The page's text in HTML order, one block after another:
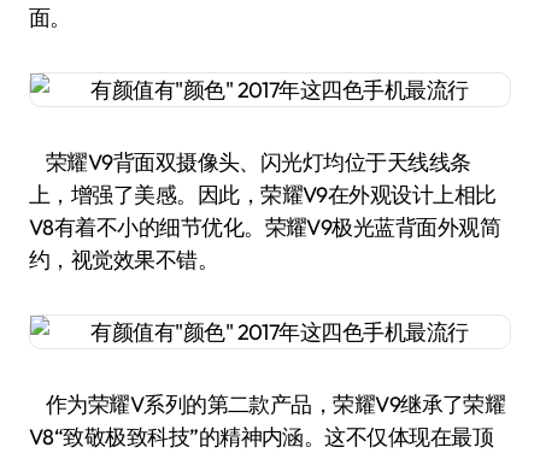
面。
荣耀V9背面双摄像头、闪光灯均位于天线线条
上，增强了美感。因此，荣耀V9在外观设计上相比
V8有着不小的细节优化。荣耀V9极光蓝背面外观简
约，视觉效果不错。
作为荣耀V系列的第二款产品，荣耀V9继承了荣耀
V8“致敬极致科技”的精神内涵。这不仅体现在最顶